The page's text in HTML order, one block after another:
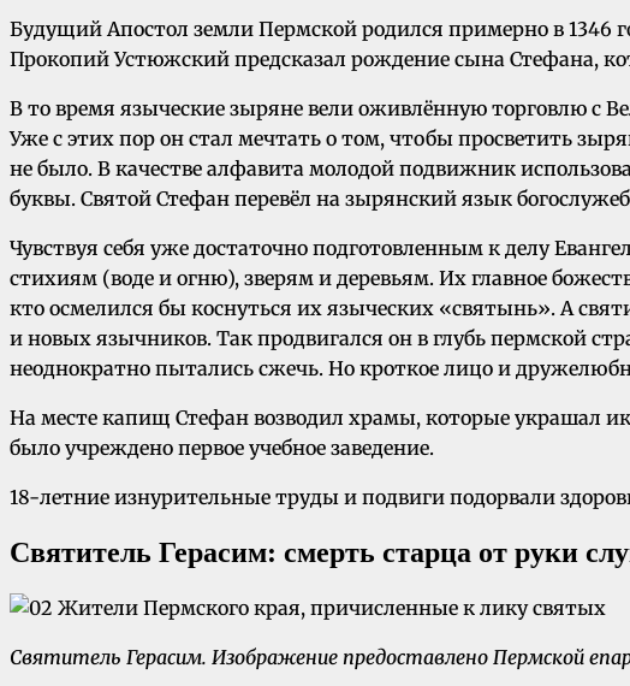
Будущий Апостол земли Пермской родился примерно в 1346
Прокопий Устюжский предсказал рождение сына Стефана,
В то время языческие зыряне вели оживлённую торговлю с
Уже с этих пор он стал мечтать о том, чтобы просветить
не было. В качестве алфавита молодой подвижник
буквы. Святой Стефан перевёл на зырянский язык
Чувствуя себя уже достаточно подготовленным к делу
стихиям (воде и огню), зверям и деревьям. Их главное
кто осмелился бы коснуться их языческих «святынь». А
и новых язычников. Так продвигался он в глубь пермской
неоднократно пытались сжечь. Но кроткое лицо и
На месте капищ Стефан возводил храмы, которые украшал
было учреждено первое учебное заведение.
18-летние изнурительные труды и подвиги подорвали
Святитель Герасим: смерть старца от руки
Святитель Герасим. Изображение предоставлено Пермской